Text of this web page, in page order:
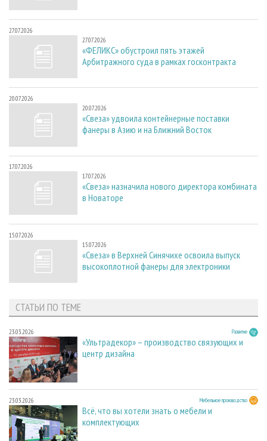
27.07.2026
27.07.2026
«ФЕЛИКС» обустроил пять этажей
Арбитражного суда в рамках госконтракта
20.07.2026
20.07.2026
«Свеза» удвоила контейнерные поставки
фанеры в Азию и на Ближний Восток
17.07.2026
17.07.2026
«Свеза» назначила нового директора комбината
в Новаторе
15.07.2026
15.07.2026
«Свеза» в Верхней Синячихе освоила выпуск
высокоплотной фанеры для электроники
СТАТЬИ ПО ТЕМЕ
23.03.2026 Развитие
«Ультрадекор» – производство связующих и
центр дизайна
23.03.2026 Мебельное производство
Всё, что вы хотели знать о мебели и
комплектующих